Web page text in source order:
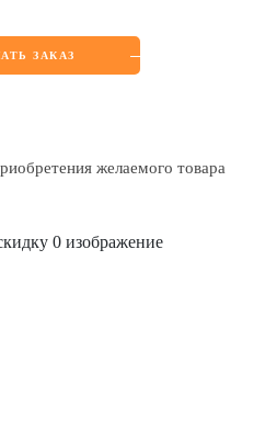
ЗАКАЗ
желаемого товара